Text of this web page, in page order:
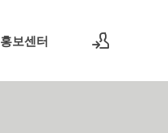
홍보센터